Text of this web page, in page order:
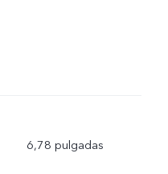
6,78 pulgadas